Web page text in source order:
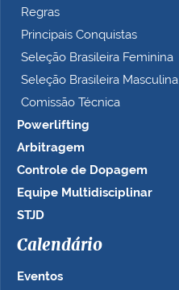
Regras
Principais Conquistas
Seleção Brasileira Feminina
Seleção Brasileira Masculina
Comissão Técnica
Powerlifting
Arbitragem
Controle de Dopagem
Equipe Multidisciplinar
STJD
Calendário
Eventos